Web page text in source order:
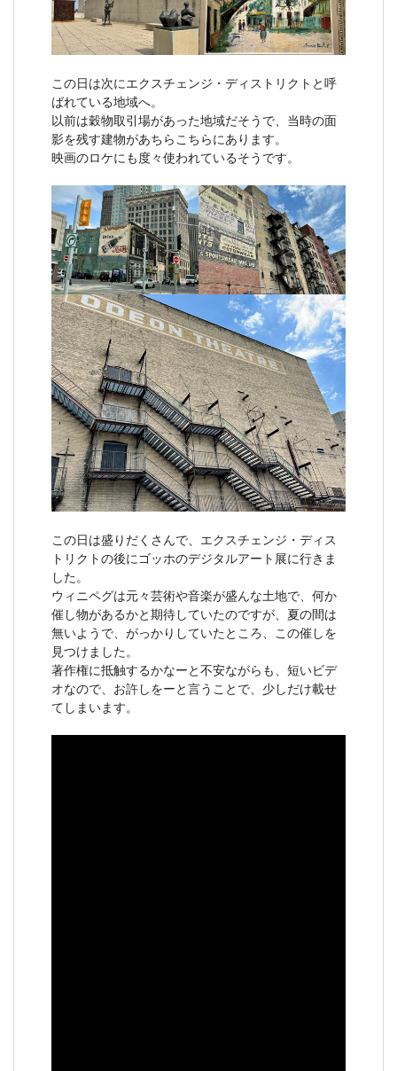
この日は次にエクスチェンジ・ディストリクトと呼
ばれている地域へ。
以前は穀物取引場があった地域だそうで、当時の面
影を残す建物があちらこちらにあります。
映画のロケにも度々使われているそうです。
この日は盛りだくさんで、エクスチェンジ・ディス
トリクトの後にゴッホのデジタルアート展に行きま
した。
ウィニペグは元々芸術や音楽が盛んな土地で、何か
催し物があるかと期待していたのですが、夏の間は
無いようで、がっかりしていたところ、この催しを
見つけました。
著作権に抵触するかなーと不安ながらも、短いビデ
オなので、お許しをーと言うことで、少しだけ載せ
てしまいます。